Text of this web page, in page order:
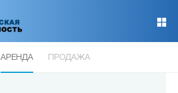
АРЕНДА ПРОДАЖА